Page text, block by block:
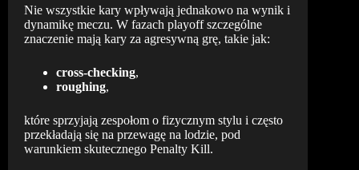
Nie wszystkie kary wpływają jednakowo na wynik i
dynamikę meczu. W fazach playoff szczególne
znaczenie mają kary za agresywną grę, takie jak:
cross-checking,
roughing,
które sprzyjają zespołom o fizycznym stylu i często
przekładają się na przewagę na lodzie, pod
warunkiem skutecznego Penalty Kill.